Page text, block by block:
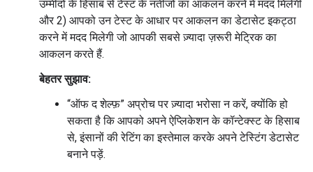
उम्मीदों के हिसाब से टेस्ट के नतीजों का आकलन करने में मदद मिलेगी
और 2) आपको उन टेस्ट के आधार पर आकलन का डेटासेट इकट्ठा
करने में मदद मिलेगी जो आपकी सबसे ज़्यादा ज़रूरी मेट्रिक का
आकलन करते हैं.
बेहतर सुझाव:
“ऑफ द शेल्फ़” अप्रोच पर ज़्यादा भरोसा न करें, क्योंकि हो
सकता है कि आपको अपने ऐप्लिकेशन के कॉन्टेक्स्ट के हिसाब
से, इंसानों की रेटिंग का इस्तेमाल करके अपने टेस्टिंग डेटासेट
बनाने पड़ें.